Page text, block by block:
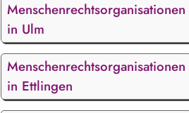
Menschenrechtsorganisationen
in Ulm
Menschenrechtsorganisationen
in Ettlingen